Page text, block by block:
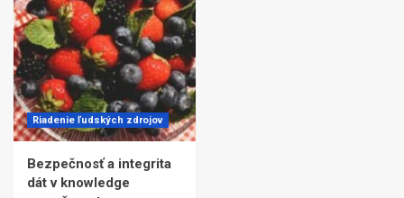
Riadenie ľudských zdrojov
Bezpečnosť a integrita
dát v knowledge